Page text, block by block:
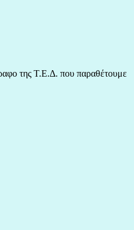
της Τ.Ε.Δ. που παραθέτουμε